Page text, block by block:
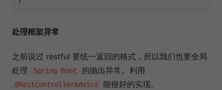
处理框架异常
之前说过 restful 要统一返回的格式，所以我们也要全局
处理
Spring Boot 的抛出异常。利用
@RestControllerAdvice 能很好的实现。